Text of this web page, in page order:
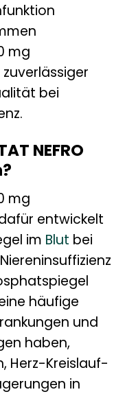
mg
bei
NEFRO
mg
entwickelt
im Blut bei
häufige
und
haben,
Herz-Kreislauf-
in